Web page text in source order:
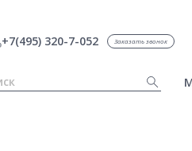
+7(495) 320-7-052 Заказать звонок